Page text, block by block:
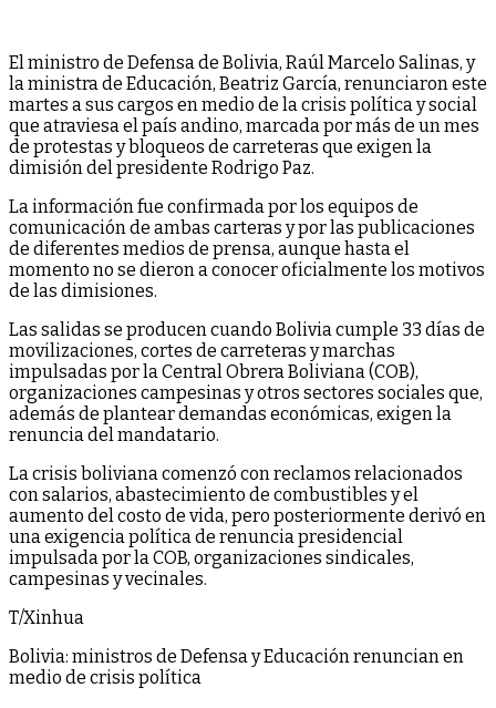
El ministro de Defensa de Bolivia, Raúl Marcelo Salinas, y
la ministra de Educación, Beatriz García, renunciaron este
martes a sus cargos en medio de la crisis política y social
que atraviesa el país andino, marcada por más de un mes
de protestas y bloqueos de carreteras que exigen la
dimisión del presidente Rodrigo Paz.
La información fue confirmada por los equipos de
comunicación de ambas carteras y por las publicaciones
de diferentes medios de prensa, aunque hasta el
momento no se dieron a conocer oficialmente los motivos
de las dimisiones.
Las salidas se producen cuando Bolivia cumple 33 días de
movilizaciones, cortes de carreteras y marchas
impulsadas por la Central Obrera Boliviana (COB),
organizaciones campesinas y otros sectores sociales que,
además de plantear demandas económicas, exigen la
renuncia del mandatario.
La crisis boliviana comenzó con reclamos relacionados
con salarios, abastecimiento de combustibles y el
aumento del costo de vida, pero posteriormente derivó en
una exigencia política de renuncia presidencial
impulsada por la COB, organizaciones sindicales,
campesinas y vecinales.
T/Xinhua
Bolivia: ministros de Defensa y Educación renuncian en
medio de crisis política